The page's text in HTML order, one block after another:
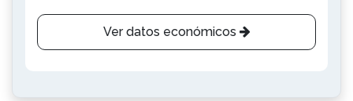
Ver datos económicos